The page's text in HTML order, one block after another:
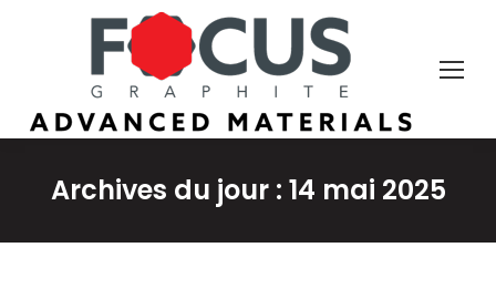
Archives du jour : 14 mai 2025